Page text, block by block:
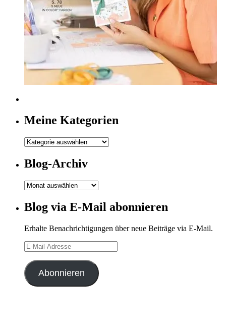
Meine Kategorien
Meine
Blog-Archiv
Blog-
Blog via E-Mail abonnieren
Erhalte Benachrichtigungen über neue Beiträge via E-Mail.
E-
Mail-
Adresse
Abonnieren